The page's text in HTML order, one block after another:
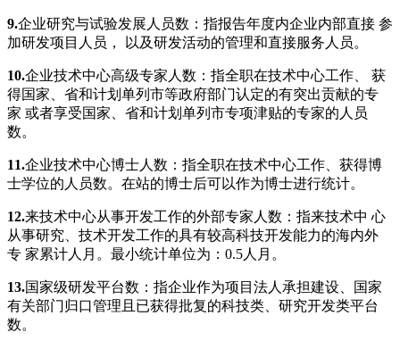
9.企业研究与试验发展人员数：指报告年度内企业内部直接 参
加研发项目人员， 以及研发活动的管理和直接服务人员。
10.企业技术中心高级专家人数：指全职在技术中心工作、 获
得国家、省和计划单列市等政府部门认定的有突出贡献的专
家 或者享受国家、省和计划单列市专项津贴的专家的人员
数。
11.企业技术中心博士人数：指全职在技术中心工作、获得博
士学位的人员数。在站的博士后可以作为博士进行统计。
12.来技术中心从事开发工作的外部专家人数：指来技术中 心
从事研究、技术开发工作的具有较高科技开发能力的海内外
专 家累计人月。最小统计单位为：0.5人月。
13.国家级研发平台数：指企业作为项目法人承担建设、国家
有关部门归口管理且已获得批复的科技类、研究开发类平台
数。